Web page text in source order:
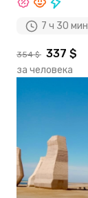
7 ч 30 мин
354 $ 337 $
за человека